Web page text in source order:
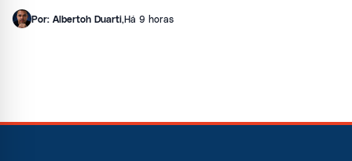
Por: Albertoh Duarti,Há 9 horas